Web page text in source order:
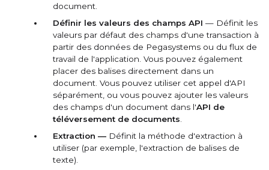
document.
Définir les valeurs des champs API — Définit les
valeurs par défaut des champs d'une transaction à
partir des données de Pegasystems ou du flux de
travail de l'application. Vous pouvez également
placer des balises directement dans un
document. Vous pouvez utiliser cet appel d'API
séparément, ou vous pouvez ajouter les valeurs
des champs d'un document dans l'API de
téléversement de documents
Extraction — Définit la méthode d'extraction à
utiliser (par exemple, l'extraction de balises de
texte).